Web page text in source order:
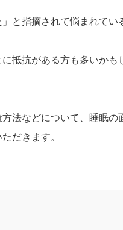
と指摘されて悩まれてい
抵抗がある方も多いか
法などについて、睡眠
だきます。